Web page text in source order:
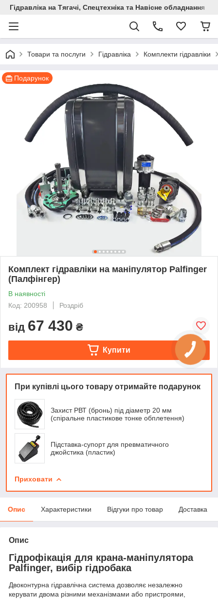
Гідравліка на Тягачі, Спецтехніка та Навісне обладнання
Товари та послуги Гідравліка Комплекти гідравліки
Подарунок
Комплект гідравліки на маніпулятор Palfinger
(Палфінгер)
В наявності
Код: 200958
Роздріб
від 67 430 ₴
Купити
При купівлі цього товару отримайте подарунок
Захист РВТ (бронь) під діаметр 20 мм
(спіральне пластикове тонке обплетення)
Підставка-супорт для превматичного
джойстика (пластик)
Приховати
Опис Характеристики Відгуки про товар Доставка
Опис
Гідрофікація для крана-маніпулятора
Palfinger, вибір гідробака
Двоконтурна гідравлічна система дозволяє незалежно
керувати двома різними механізмами або пристроями,